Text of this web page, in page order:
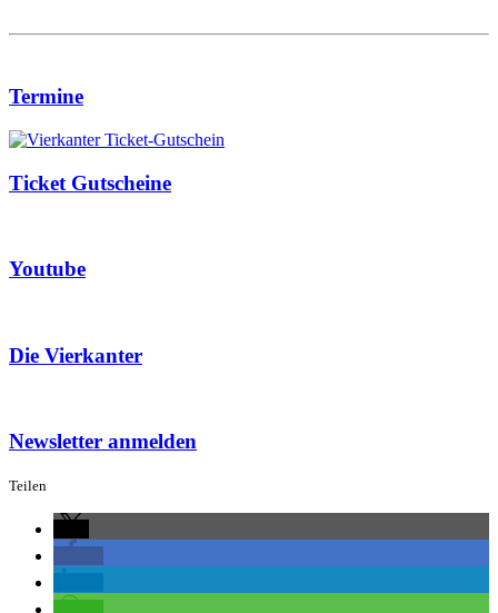
Termine
Ticket Gutscheine
Youtube
Die Vierkanter
Newsletter anmelden
Teilen